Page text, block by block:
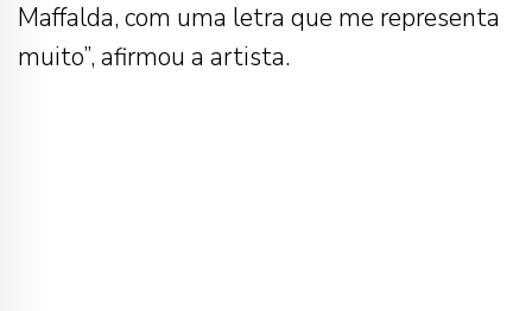
Maffalda, com uma letra que me representa
muito”, afirmou a artista.